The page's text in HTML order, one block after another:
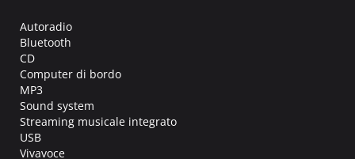
Autoradio
Bluetooth
CD
Computer di bordo
MP3
Sound system
Streaming musicale integrato
USB
Vivavoce